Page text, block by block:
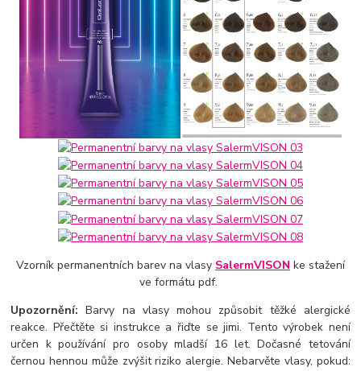
Vzorník permanentních barev na vlasy SalermVISON ke stažení
ve formátu pdf.
Upozornění: Barvy na vlasy mohou způsobit těžké alergické
reakce. Přečtěte si instrukce a řiďte se jimi. Tento výrobek není
určen k používání pro osoby mladší 16 let. Dočasné tetování
černou hennou může zvýšit riziko alergie. Nebarvěte vlasy, pokud: